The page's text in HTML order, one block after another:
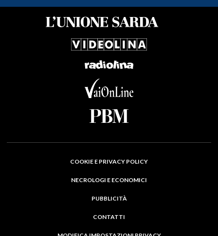
COOKIE E PRIVACY POLICY
NECROLOGI E ECONOMICI
PUBBLICITÀ
CONTATTI